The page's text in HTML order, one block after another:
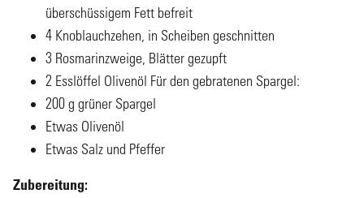
überschüssigem Fett befreit
4 Knoblauchzehen, in Scheiben geschnitten
3 Rosmarinzweige, Blätter gezupft
2 Esslöffel Olivenöl Für den gebratenen Spargel:
200 g grüner Spargel
Etwas Olivenöl
Etwas Salz und Pfeffer
Zubereitung: